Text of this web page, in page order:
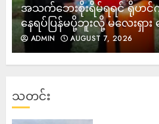
အသက်ဘေးစိုးရိမ်ရရင် ရိုဟင်
နေရပ်ပြန်မပို့ဘူးလို့ မလေးရှား
ADMIN AUGUST 7, 2026
သတင်း